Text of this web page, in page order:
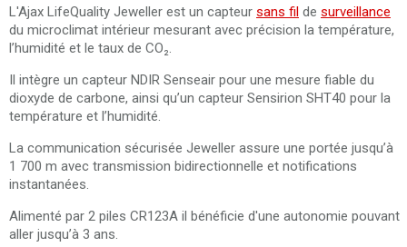
L'Ajax LifeQuality Jeweller est un capteur sans fil de surveillance
du microclimat intérieur mesurant avec précision la température,
l’humidité et le taux de CO₂.
Il intègre un capteur NDIR Senseair pour une mesure fiable du
dioxyde de carbone, ainsi qu’un capteur Sensirion SHT40 pour la
température et l’humidité.
La communication sécurisée Jeweller assure une portée jusqu’à
1 700 m avec transmission bidirectionnelle et notifications
instantanées.
Alimenté par 2 piles CR123A il bénéficie d'une autonomie pouvant
aller jusqu’à 3 ans.